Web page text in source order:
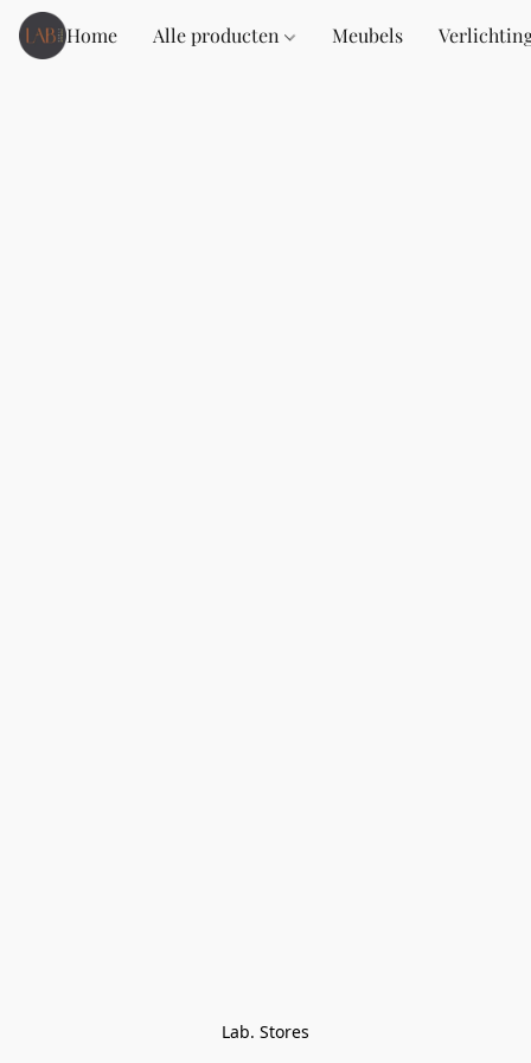
Home Alle producten Meubels
Lab. Stores